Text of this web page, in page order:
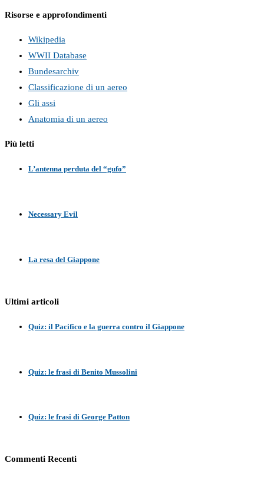
Risorse e approfondimenti
Wikipedia
WWII Database
Bundesarchiv
Classificazione di un aereo
Gli assi
Anatomia di un aereo
Più letti
L’antenna perduta del “gufo”
Necessary Evil
La resa del Giappone
Ultimi articoli
Quiz: il Pacifico e la guerra contro il Giappone
Quiz: le frasi di Benito Mussolini
Quiz: le frasi di George Patton
Commenti Recenti